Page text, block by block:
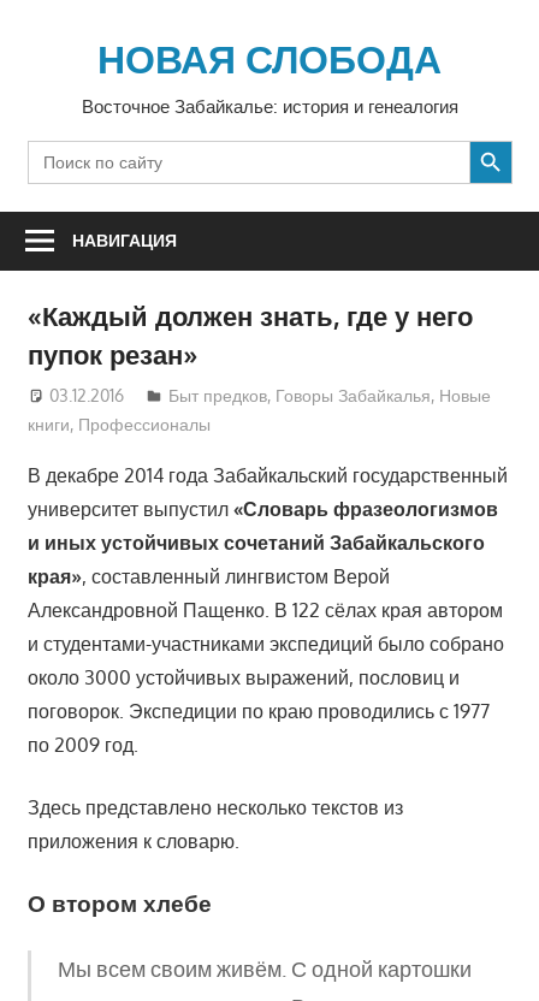
содержимомуНОВАЯ СЛОБОДА
Восточное Забайкалье: история и генеалогия
Search
for:
SEARCH BUTTON
НАВИГАЦИЯ
«Каждый должен знать, где у него
пупок резан»
03.12.2016 Екатерина Аникина
Быт предков, Говоры Забайкалья, Новые
книги, Профессионалы
В декабре 2014 года Забайкальский государственный
университет выпустил «Словарь фразеологизмов
и иных устойчивых сочетаний Забайкальского
края», составленный лингвистом Верой
Александровной Пащенко. В 122 сёлах края автором
и студентами-участниками экспедиций было собрано
около 3000 устойчивых выражений, пословиц и
поговорок. Экспедиции по краю проводились с 1977
по 2009 год.
Здесь представлено несколько текстов из
приложения к словарю.
О втором хлебе
Мы всем своим живём. С одной картошки